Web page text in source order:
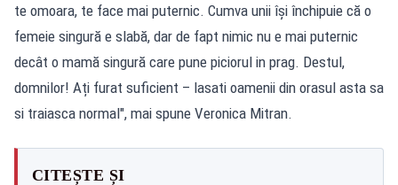
te omoara, te face mai puternic. Cumva unii își închipuie că o
femeie singură e slabă, dar de fapt nimic nu e mai puternic
decât o mamă singură care pune piciorul in prag. Destul,
domnilor! Ați furat suficient – lasati oamenii din orasul asta sa
si traiasca normal", mai spune Veronica Mitran.
CITEȘTE ȘI